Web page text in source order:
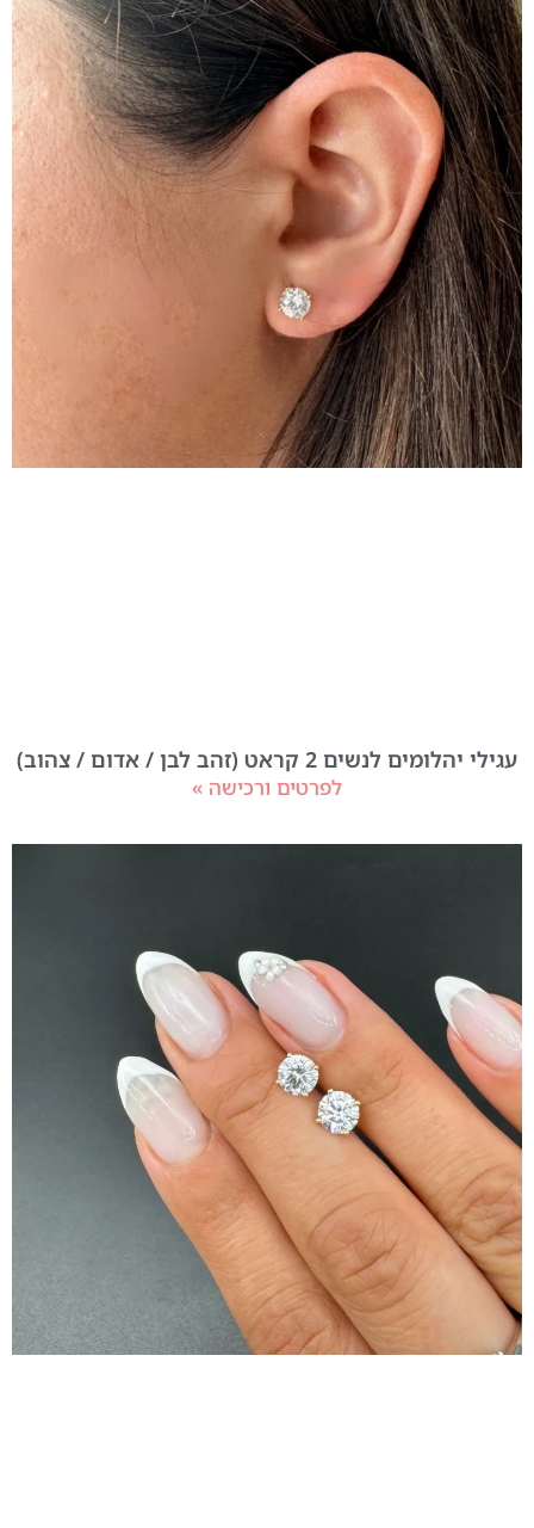
עגילי יהלומים לנשים 2 קראט (זהב לבן / אדום / צהוב)
לפרטים ורכישה »